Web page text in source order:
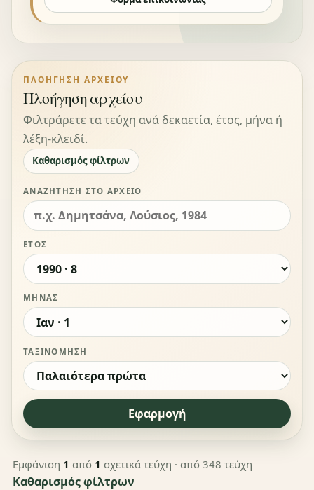
ΠΛΟΉΓΗΣΗ ΑΡΧΕΊΟΥ
Πλοήγηση αρχείου
Φιλτράρετε τα τεύχη ανά δεκαετία, έτος, μήνα ή
λέξη-κλειδί.
Καθαρισμός φίλτρων
ΑΝΑΖΉΤΗΣΗ ΣΤΟ ΑΡΧΕΊΟ
ΈΤΟΣ
ΜΉΝΑΣ
ΤΑΞΙΝΌΜΗΣΗ
Εφαρμογή
Εμφάνιση 1 από 1 σχετικά τεύχη · από 348 τεύχη
Καθαρισμός φίλτρων